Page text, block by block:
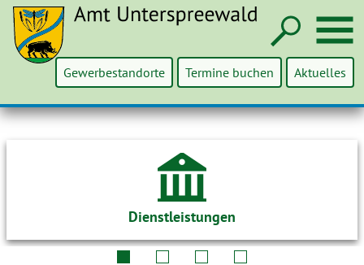
Gewerbestandorte Termine buchen Aktuelles
Dienstleistungen